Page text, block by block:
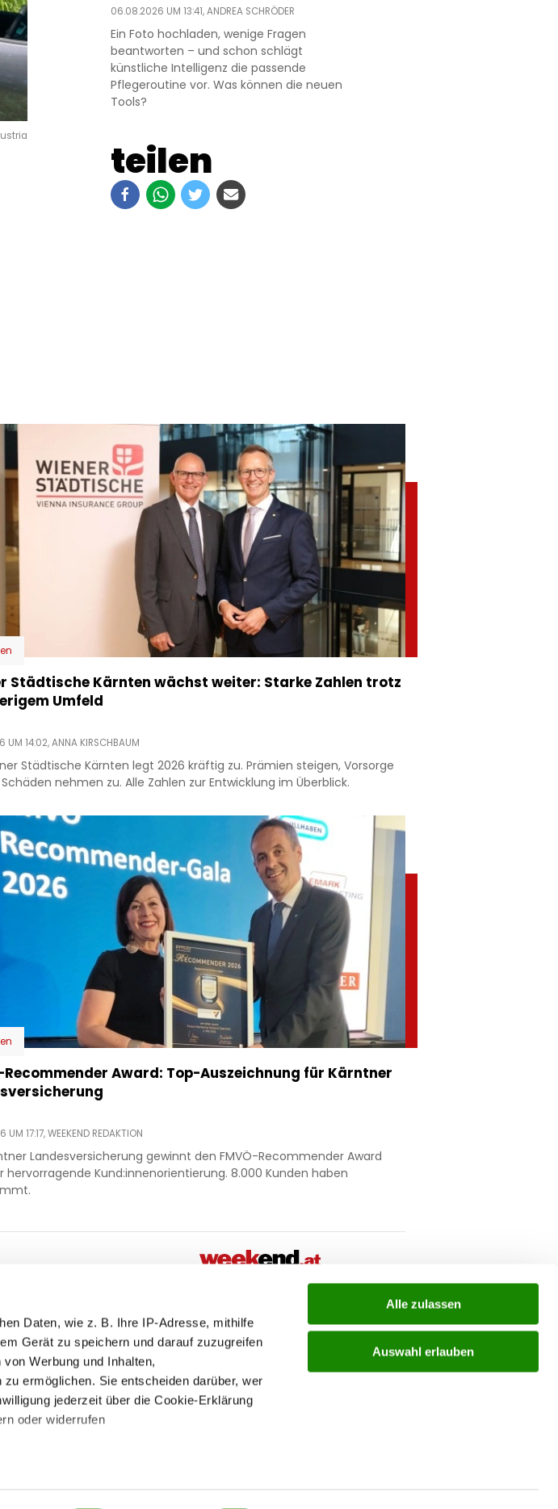
Daten, wie z. B. Ihre IP-Adresse, mithilfe
Gerät zu speichern und darauf zuzugreifen
Werbung und Inhalten,
ermöglichen. Sie entscheiden darüber, wer
jederzeit über die Cookie-Erklärung
oder widerrufen
Alle zulassen
Auswahl erlauben
teilen
06.08.2026 UM 13:41,ANDREA SCHRÖDER
Ein Foto hochladen, wenige Fragen
beantworten – und schon schlägt
künstliche Intelligenz die passende
Pflegeroutine vor. Was können die neuen
Tools?
Städtische Kärnten wächst weiter: Starke Zahlen trotz
Umfeld
UM 14:02,ANNA KIRSCHBAUM
Städtische Kärnten legt 2026 kräftig zu. Prämien steigen, Vorsorge
nehmen zu. Alle Zahlen zur Entwicklung im Überblick.
Recommender Award: Top-Auszeichnung für Kärntner
UM 17:17,WEEKEND REDAKTION
Landesversicherung gewinnt den FMVÖ-Recommender Award
hervorragende Kund:innenorientierung. 8.000 Kunden haben
Social
links